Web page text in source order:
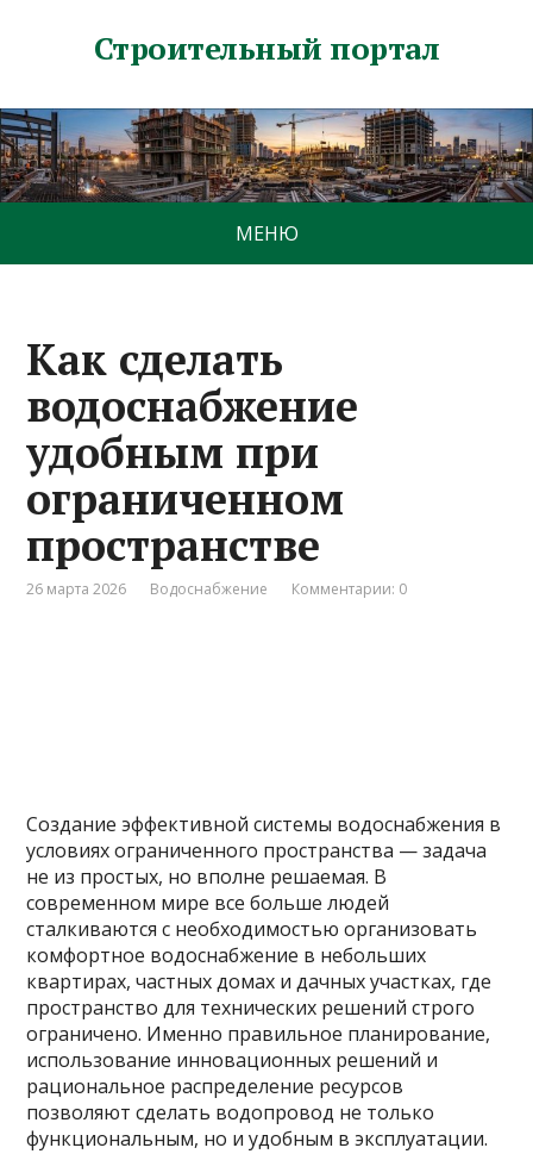
Строительный портал
МЕНЮ
Как сделать
водоснабжение
удобным при
ограниченном
пространстве
26 марта 2026 Водоснабжение Комментарии: 0
Создание эффективной системы водоснабжения в
условиях ограниченного пространства — задача
не из простых, но вполне решаемая. В
современном мире все больше людей
сталкиваются с необходимостью организовать
комфортное водоснабжение в небольших
квартирах, частных домах и дачных участках, где
пространство для технических решений строго
ограничено. Именно правильное планирование,
использование инновационных решений и
рациональное распределение ресурсов
позволяют сделать водопровод не только
функциональным, но и удобным в эксплуатации.